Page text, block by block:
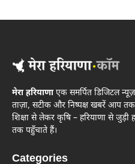
मेरा हरियाणाएक समर्पित डिजिटल न्यूज़
ताज़ा, सटीक और निष्पक्ष खबरें आप
शिक्षा से लेकर कृषि – हरियाणा से
तक पहुँचाते हैं।
Categories